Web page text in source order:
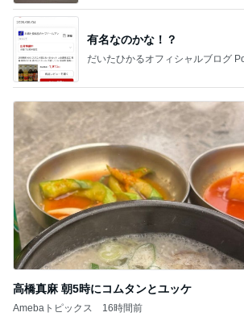
有名なのかな！？
だいたひかるオフィシャルブログ
高橋真麻 朝5時にコムタンとユッケ
Amebaトピックス 16時間前